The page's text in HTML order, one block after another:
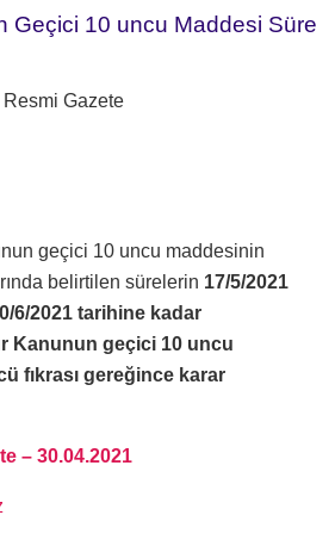
Geçici 10 uncu Maddesi Süre
Gazete
geçici 10 uncu maddesinin
belirtilen sürelerin 17/5/2021
6/2021 tarihine kadar
Kanunun geçici 10 uncu
fıkrası gereğince karar
– 30.04.2021